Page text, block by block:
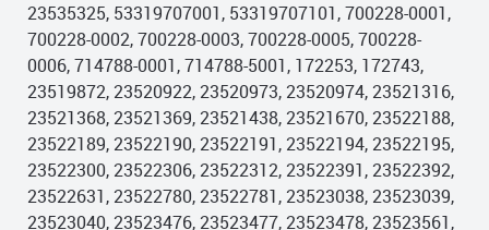
23535325, 53319707001, 53319707101, 700228-0001,
700228-0002, 700228-0003, 700228-0005, 700228-
0006, 714788-0001, 714788-5001, 172253, 172743,
23519872, 23520922, 23520973, 23520974, 23521316,
23521368, 23521369, 23521438, 23521670, 23522188,
23522189, 23522190, 23522191, 23522194, 23522195,
23522300, 23522306, 23522312, 23522391, 23522392,
23522631, 23522780, 23522781, 23523038, 23523039,
23523040, 23523476, 23523477, 23523478, 23523561,